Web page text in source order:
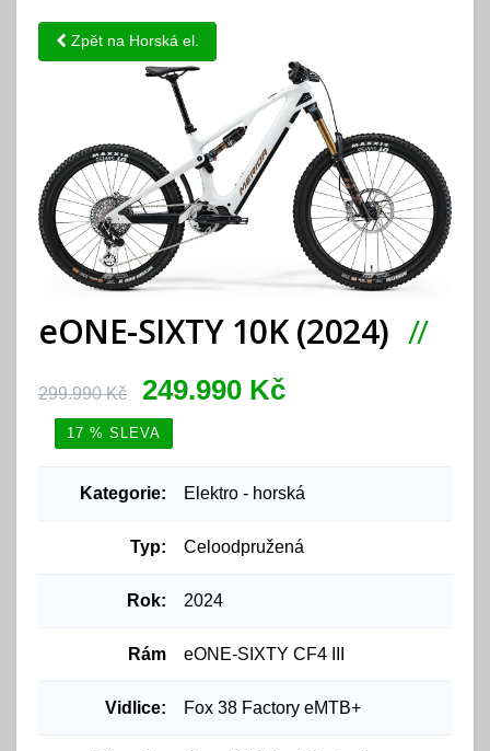
Zpět na Horská el.
eONE-SIXTY 10K (2024)
299.990 Kč 249.990 Kč
17 % SLEVA
Kategorie: Elektro - horská
Typ: Celoodpružená
Rok: 2024
Rám eONE-SIXTY CF4 III
Vidlice: Fox 38 Factory eMTB+